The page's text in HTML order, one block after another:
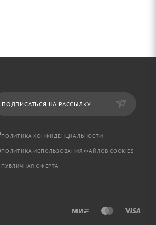
ПОДПИСАТЬСЯ НА РАССЫЛКУ
ПОЛИТИКА КОНФИДЕНЦИАЛЬНОСТИ
ПОЛИТИКА ИСПОЛЬЗОВАНИЯ ФАЙЛОВ COOKIES
ПУБЛИЧНАЯ ОФЕРТА